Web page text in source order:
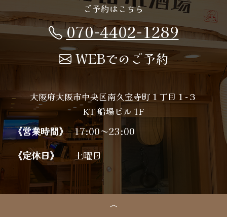
ご予約はこちら
070-4402-1289
WEBでのご予約
大阪府大阪市中央区南久宝寺町１丁目１−３
KT 船場ビル 1F
《営業時間》 17:00～23:00
《定休日》 土曜日